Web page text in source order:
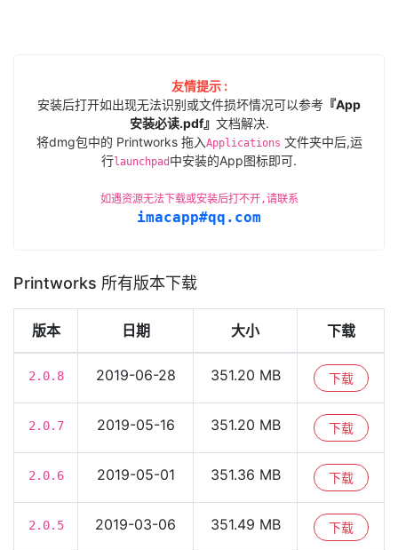
友情提示 :
安装后打开如出现无法识别或文件损坏情况可以参考 『App
安装必读.pdf』 文档解决.
将dmg包中的 Printworks 拖入Applications 文件夹中后,运
行launchpad 中安装的App图标即可.
如遇资源无法下载或安装后打不开,请联系
imacapp#qq.com
Printworks 所有版本下载
版本 日期 大小 下载
2.0.8 2019-06-28 351.20 MB 下载
2.0.7 2019-05-16 351.20 MB 下载
2.0.6 2019-05-01 351.36 MB 下载
2.0.5 2019-03-06 351.49 MB 下载